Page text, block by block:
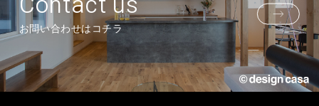
お問い合わせはコチラ